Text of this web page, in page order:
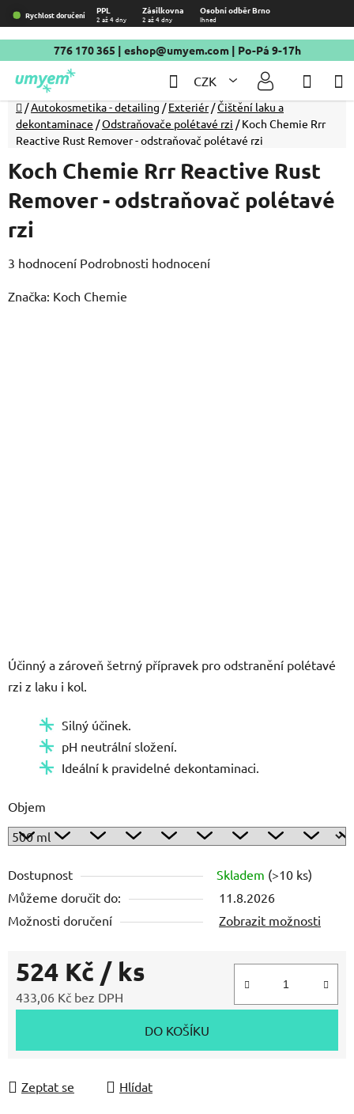
Přejít
na
obsah
Rychlost doručení PPL Zásilkovna Osobní odběr Brno
2 až 4 dny 2 až 4 dny Ihned
776 170 365 | eshop@umyem.com| Po-Pá 9-17h
CZK
Hledat
Domů
/Autokosmetika - detailing / Exteriér /Čištění laku a
dekontaminace /Odstraňovače polétavé rzi / Koch Chemie Rrr
Reactive Rust Remover - odstraňovač polétavé rzi
Účinný a zároveň šetrný přípravek pro odstranění polétavé
rzi z laku i kol.
Silný účinek.
pH neutrální složení.
Ideální k pravidelné dekontaminaci.
Objem
Dostupnost Skladem (>10 ks)
Můžeme doručit do:
11.8.2026
Možnosti doručení
Zobrazit možnosti
524 Kč / ks
433,06 Kč bez DPH
DO KOŠÍKU
Zeptat se Hlídat
Koch Chemie Rrr Reactive Rust
Remover - odstraňovač polétavé
rzi
Průměrné
produktu
3 hodnocení Podrobnosti hodnocení
Značka: Koch Chemie